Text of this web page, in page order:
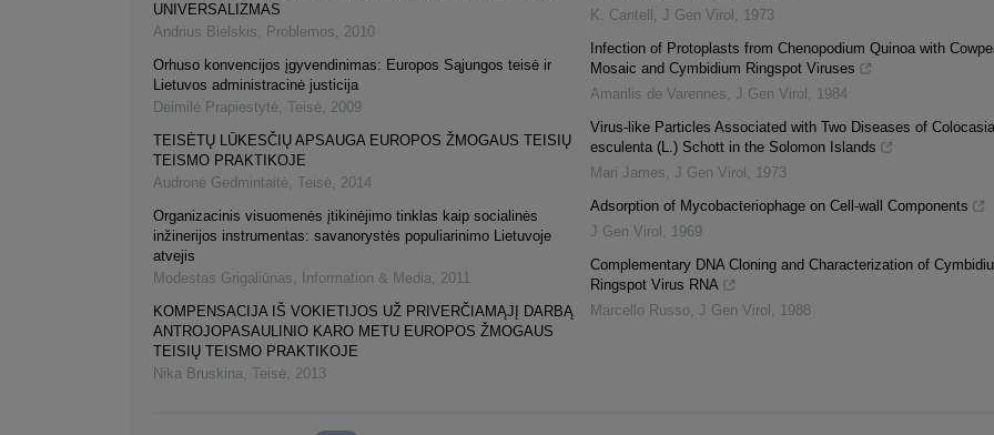
UNIVERSALIZMAS
Andrius Bielskis, Problemos, 2010
Orhuso konvencijos įgyvendinimas: Europos Sąjungos teisė ir
Lietuvos administracinė justicija
Deimilė Prapiestytė, Teisė, 2009
TEISĖTŲ LŪKESČIŲ APSAUGA EUROPOS ŽMOGAUS TEISIŲ
TEISMO PRAKTIKOJE
Audronė Gedmintaitė, Teisė, 2014
Organizacinis visuomenės įtikinėjimo tinklas kaip socialinės
inžinerijos instrumentas: savanorystės populiarinimo Lietuvoje
atvejis
Modestas Grigaliūnas, Information & Media, 2011
KOMPENSACIJA IŠ VOKIETIJOS UŽ PRIVERČIAMĄJĮ DARBĄ
ANTROJOPASAULINIO KARO METU EUROPOS ŽMOGAUS
TEISIŲ TEISMO PRAKTIKOJE
Nika Bruskina, Teisė, 2013
K. Cantell , J Gen Virol , 1973
Infection of Protoplasts from Chenopodium Quinoa with
Mosaic and Cymbidium Ringspot Viruses
Amarilis de Varennes, J Gen Virol , 1984
Virus-like Particles Associated with Two Diseases of Colocasia
esculenta (L.) Schott in the Solomon Islands
Mari James, J Gen Virol , 1973
Adsorption of Mycobacteriophage on Cell-wall Components
J Gen Virol , 1969
Complementary DNA Cloning and Characterization of
Ringspot Virus RNA
Marcello Russo, J Gen Virol , 1988